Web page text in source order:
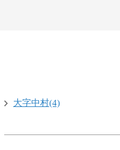
大字中村(4)